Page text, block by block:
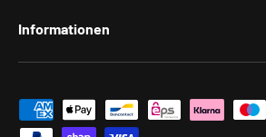
Informationen
Zahlungsmethoden